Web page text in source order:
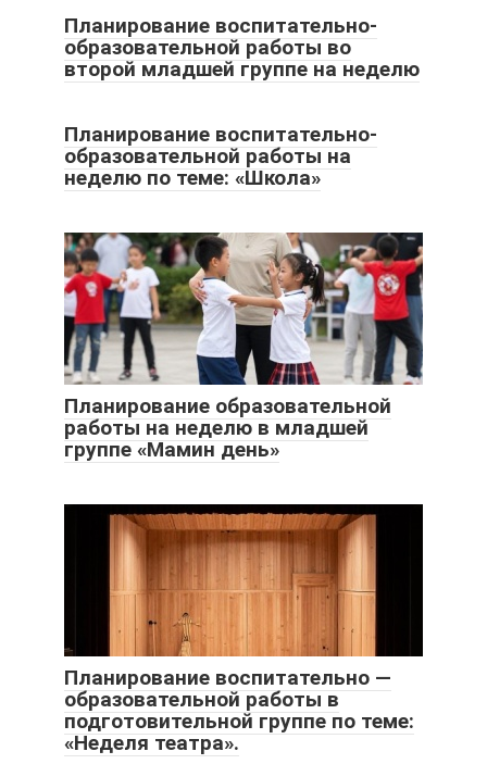
Планирование воспитательно-
образовательной работы во
второй младшей группе на неделю
Планирование воспитательно-
образовательной работы на
неделю по теме: «Школа»
Планирование образовательной
работы на неделю в младшей
группе «Мамин день»
Планирование воспитательно —
образовательной работы в
подготовительной группе по теме:
«Неделя театра».